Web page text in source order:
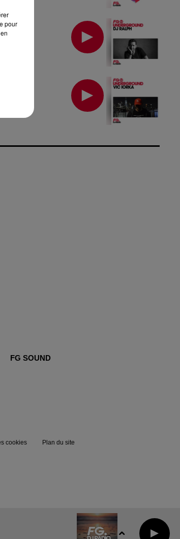
RALPH
FG SOUND
cookies Plan du site
pour